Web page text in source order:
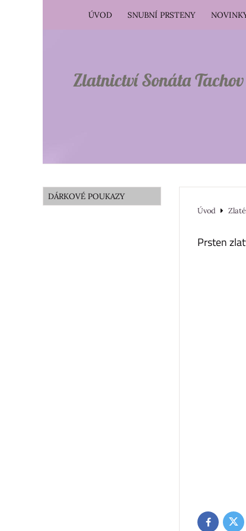
Zlatnictví Sonáta Tachov
ÚVOD SNUBNÍ PRSTENY
Úvod
Prsten
Facebook
DÁRKOVÉ POUKAZY